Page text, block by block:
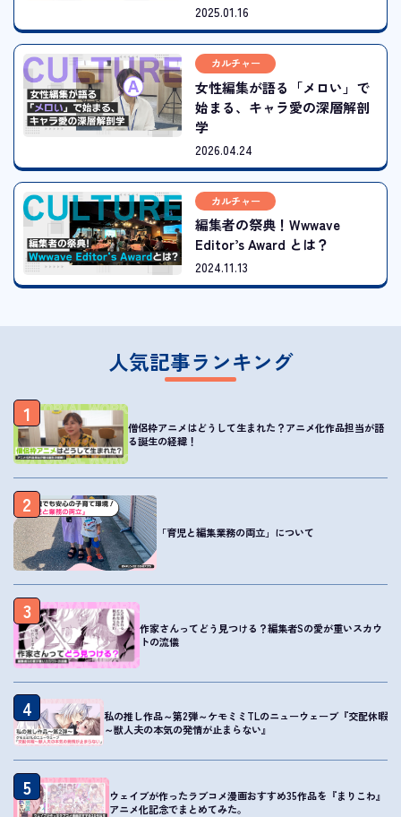
2025.01.16
カルチャー
女性編集が語る「メロい」で
始まる、キャラ愛の深層解剖
学
2026.04.24
カルチャー
編集者の祭典！Wwwave
Editor’s Award とは？
2024.11.13
人気記事ランキング
1
僧侶枠アニメはどうして生まれた？アニメ化作品担当が語
る誕生の経緯！
2
「育児と編集業務の両立」について
3
作家さんってどう見つける？編集者Sの愛が重いスカウ
トの流儀
4
私の推し作品～第2弾～ケモミミTLのニューウェーブ『交配休暇
～獣人夫の本気の発情が止まらない』
5
ウェイブが作ったラブコメ漫画おすすめ35作品を『まりこわ』
アニメ化記念でまとめてみた。